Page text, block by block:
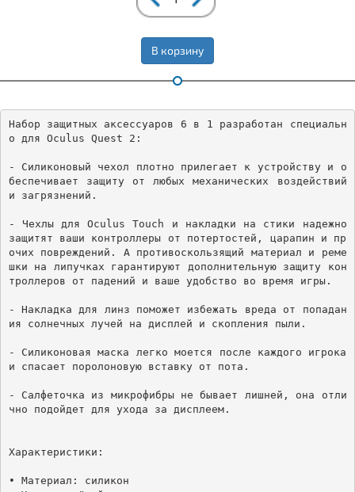
В корзину
Набор защитных аксессуаров 6 в 1 разработан специальн
о для Oculus Quest 2:
- Силиконовый чехол плотно прилегает к устройству и о
беспечивает защиту от любых механических воздействий
и загрязнений.
- Чехлы для Oculus Touch и накладки на стики надежно
защитят ваши контроллеры от потертостей, царапин и пр
очих повреждений. А противоскользящий материал и реме
шки на липучках гарантируют дополнительную защиту кон
троллеров от падений и ваше удобство во время игры.
- Накладка для линз поможет избежать вреда от попадан
ия солнечных лучей на дисплей и скопления пыли.
- Силиконовая маска легко моется после каждого игрока
и спасает поролоновую вставку от пота.
- Салфеточка из микрофибры не бывает лишней, она отли
чно подойдет для ухода за дисплеем.
Характеристики:
• Материал: силикон